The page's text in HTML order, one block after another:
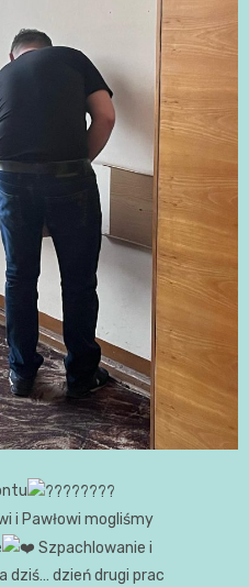
i Pawłowi mogliśmy
Szpachlowanie i
a dziś… dzień drugi prac